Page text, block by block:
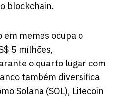
blockchain.
em memes ocupa o
5 milhões,
o quarto lugar com
também diversifica
Solana (SOL), Litecoin